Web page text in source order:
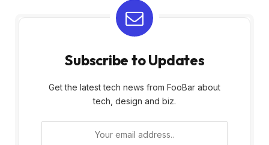
Subscribe to Updates
Get the latest tech news from FooBar about
tech, design and biz.